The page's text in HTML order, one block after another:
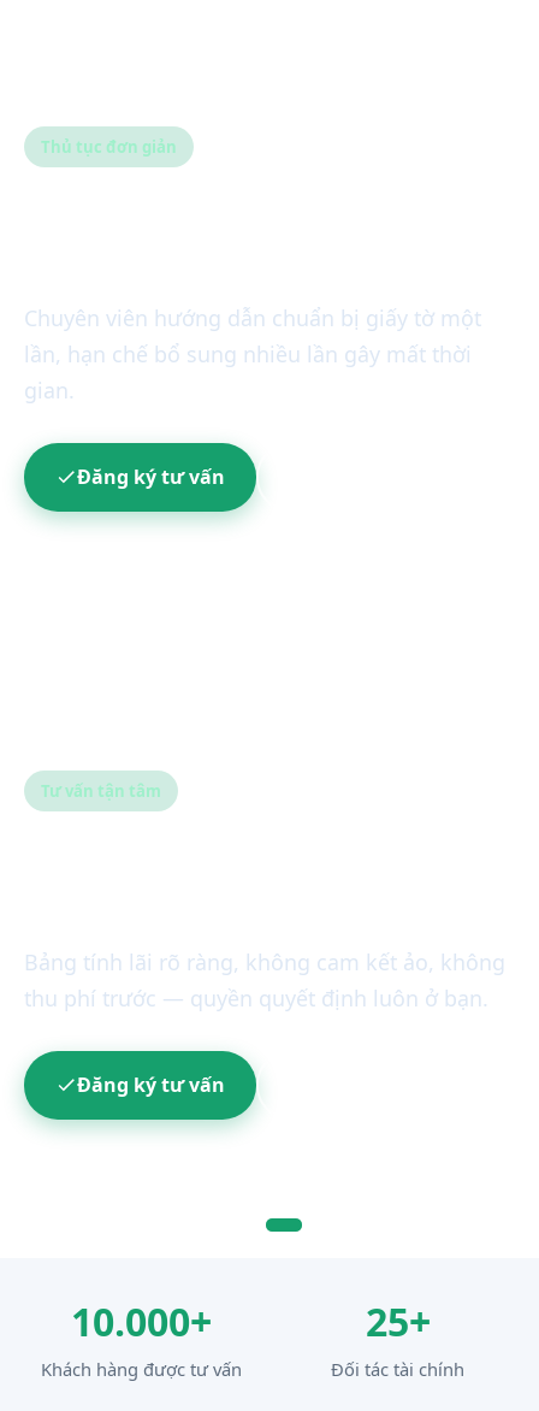
Thủ tục đơn giản
Chuyên viên hướng dẫn chuẩn bị giấy tờ một
lần, hạn chế bổ sung nhiều lần gây mất thời
gian.
Đăng ký tư vấn
Tư vấn tận tâm
Bảng tính lãi rõ ràng, không cam kết ảo, không
thu phí trước — quyền quyết định luôn ở bạn.
Đăng ký tư vấn
10.000+
Khách hàng được tư vấn
25+
Đối tác tài chính